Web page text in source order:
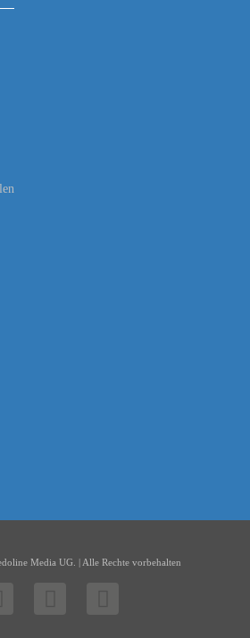
Media UG. | Alle Rechte vorbehalten